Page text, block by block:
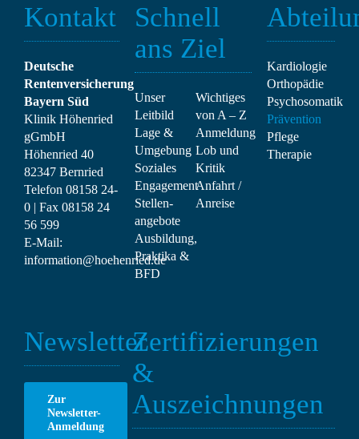
Kontakt
Deutsche
Rentenversicherung
Bayern Süd
Klinik Höhenried
gGmbH
Höhenried 40
82347 Bernried
Telefon 08158 24-
0| Fax 08158 24
56 599
E-Mail:
information@hoehenried.de
Schnell
ans Ziel
Unser
Leitbild
Lage &
Umgebung
Soziales
Engagement
Stellen­
angebote
Ausbildung,
Praktika &
BFD
Wichtiges
von A – Z
Anmeldung
Lob und
Kritik
Anfahrt /
Anreise
Kardiologie
Orthopädie
Psychosomatik
Prävention
Pflege
Therapie
Newsletter
Zur
Newsletter-
Anmeldung
Zertifizierungen
&
Auszeichnungen